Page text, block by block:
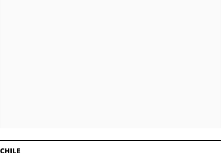
CHILE